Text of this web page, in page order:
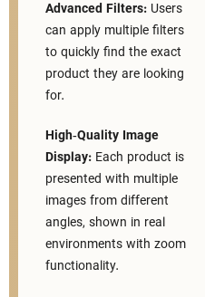
Advanced
can apply
to quickly
product
Display:
presented
images from
angles,